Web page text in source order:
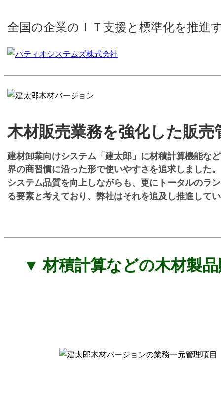
全国の企業のＩＴ支援と標準化を推進
木材販売業務を強化した販
建材卸業向けシステム「建太郎」に材積計算機能な
界の商習慣に沿った形で使いやすさを追求しました。
システム品質を向上しながらも、更にトータルのラ
る要素と考えており、弊社はそれを追及し推進して
▼ 材積計算などの木材製品